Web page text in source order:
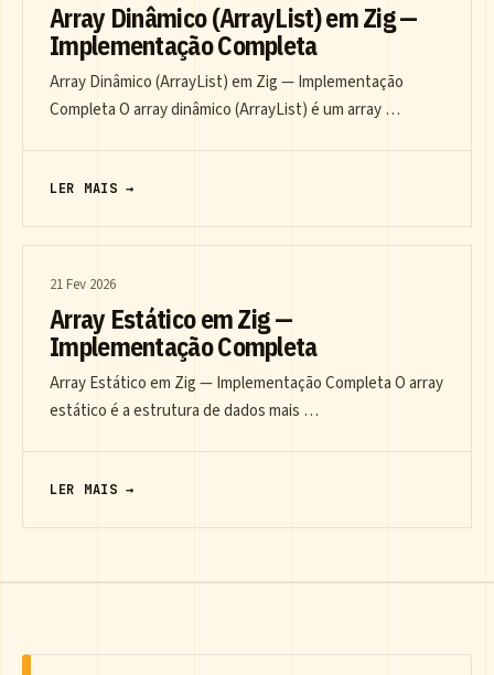
Array Dinâmico (ArrayList) em Zig —
Implementação Completa
Array Dinâmico (ArrayList) em Zig — Implementação
Completa O array dinâmico (ArrayList) é um array …
LER MAIS →
21 Fev 2026
Array Estático em Zig —
Implementação Completa
Array Estático em Zig — Implementação Completa O array
estático é a estrutura de dados mais …
LER MAIS →